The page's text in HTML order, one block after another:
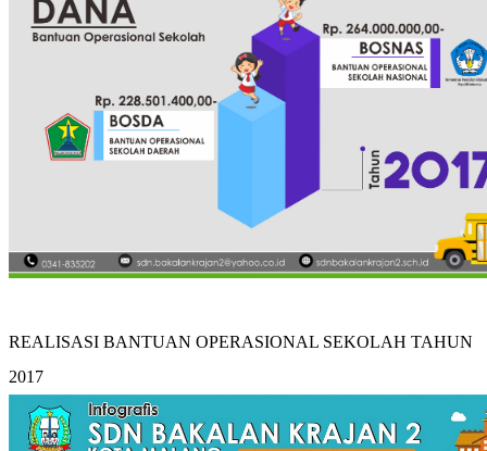
REALISASI BANTUAN OPERASIONAL SEKOLAH TAHUN
2017